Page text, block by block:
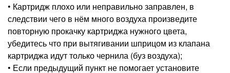
• Картридж плохо или неправильно заправлен, в
следствии чего в нём много воздуха произведите
повторную прокачку картриджа нужного цвета,
убедитесь что при вытягивании шприцом из клапана
картриджа идут только чернила (буз воздуха);
• Если предыдущий пункт не помогает установите